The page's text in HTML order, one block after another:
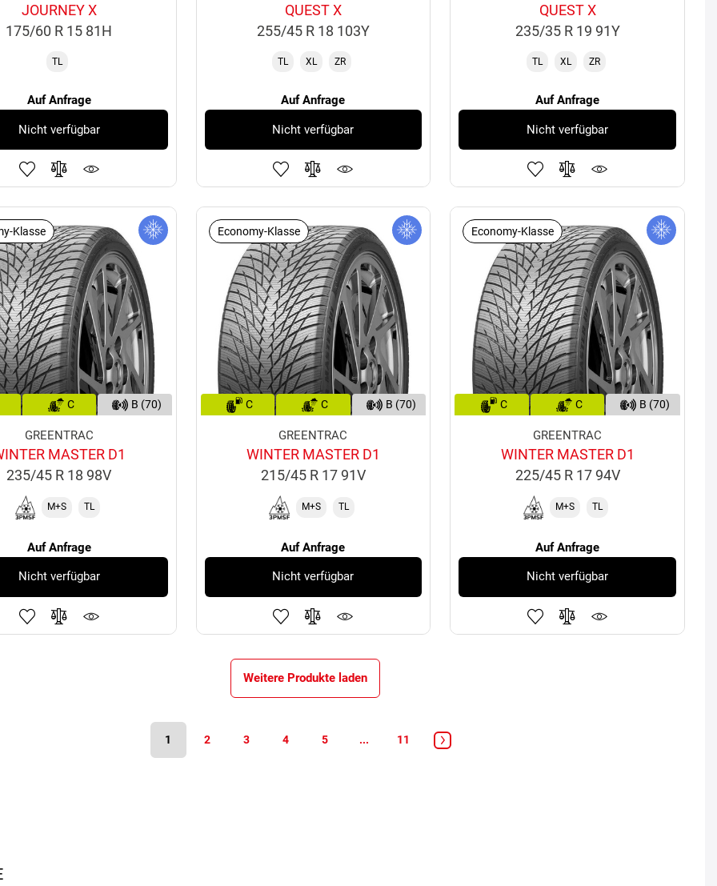
JOURNEY X
175/60 R 15 81H
TL
Auf Anfrage
Nicht verfügbar
QUEST X
255/45 R 18 103Y
TL XL ZR
Auf Anfrage
Nicht verfügbar
QUEST X
235/35 R 19 91Y
TL XL ZR
Auf Anfrage
Nicht verfügbar
Klasse
C B (70)
GREENTRAC
MASTER D1
235/45 R 18 98V
M+S TL
Auf Anfrage
Nicht verfügbar
Economy-Klasse
C C B (70)
GREENTRAC
WINTER MASTER D1
215/45 R 17 91V
M+S TL
Auf Anfrage
Nicht verfügbar
Economy-Klasse
C C B (70)
GREENTRAC
WINTER MASTER D1
225/45 R 17 94V
M+S TL
Auf Anfrage
Nicht verfügbar
Weitere Produkte laden
1 2 3 4 5 ... 11